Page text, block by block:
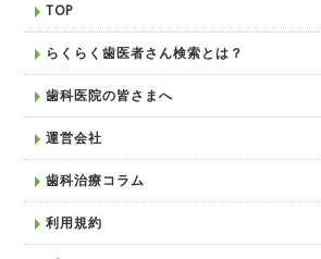
TOP
らくらく歯医者さん検索とは？
歯科医院の皆さまへ
運営会社
歯科治療コラム
利用規約